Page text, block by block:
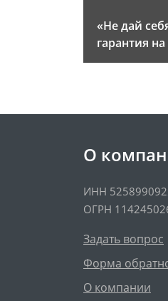
«Не дай
гарантия
О
ИНН
ОГРН
Задать вопрос
Форма
О компании